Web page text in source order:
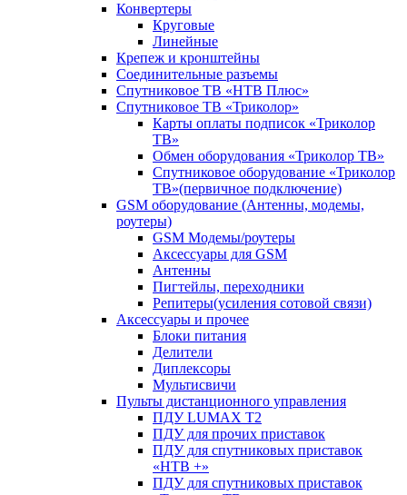
Конвертеры
Круговые
Линейные
Крепеж и кронштейны
Соединительные разъемы
Спутниковое ТВ «НТВ Плюс»
Спутниковое ТВ «Триколор»
Карты оплаты подписок «Триколор
ТВ»
Обмен оборудования «Триколор ТВ»
Спутниковое оборудование «Триколор
ТВ»(первичное подключение)
GSM оборудование (Антенны, модемы,
роутеры)
GSM Модемы/роутеры
Аксессуары для GSM
Антенны
Пигтейлы, переходники
Репитеры(усиления сотовой связи)
Аксессуары и прочее
Блоки питания
Делители
Диплексоры
Мультисвичи
Пульты дистанционного управления
ПДУ LUMAX Т2
ПДУ для прочих приставок
ПДУ для спутниковых приставок
«НТВ +»
ПДУ для спутниковых приставок